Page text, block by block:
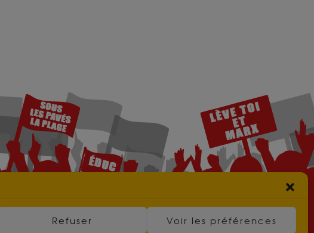
Refuser Voir les préférences